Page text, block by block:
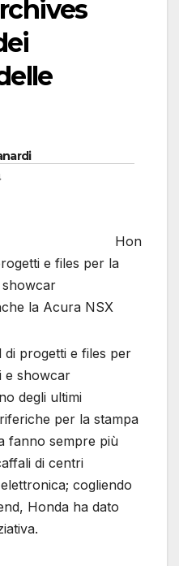
Hon
e files per la
showcar
la Acura NSX
progetti e files per
e showcar
degli ultimi
per la stampa
fanno sempre più
di centri
cogliendo
Honda ha dato